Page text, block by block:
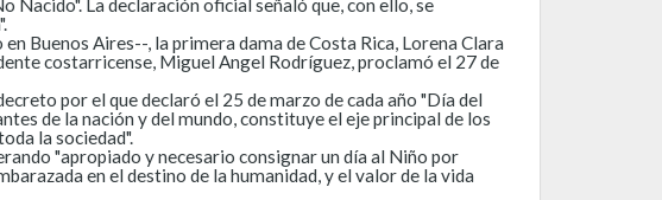
Buenos Aires--, la primera dama de Costa Rica, Lorena Clara
costarricense, Miguel Angel Rodríguez, proclamó el 27 de
por el que declaró el 25 de marzo de cada año "Día del
de la nación y del mundo, constituye el eje principal de los
la sociedad".
"apropiado y necesario consignar un día al Niño por
en el destino de la humanidad, y el valor de la vida